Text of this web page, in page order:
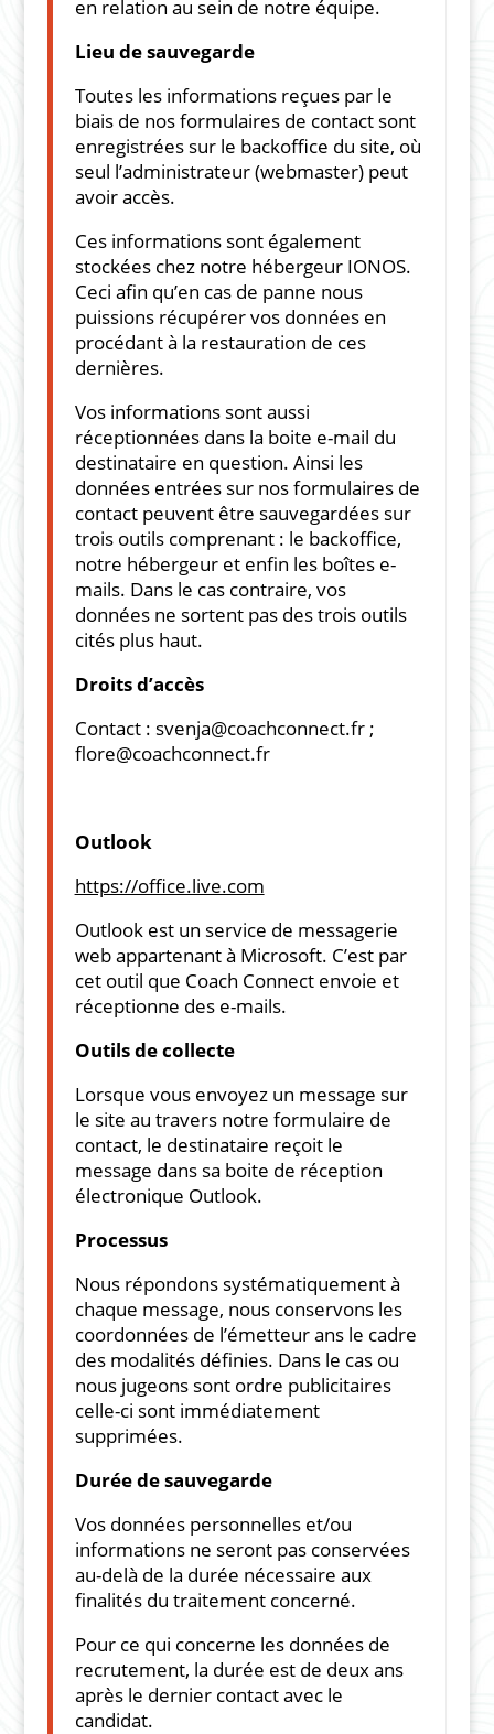
en relation au sein de notre équipe.
Lieu de sauvegarde
Toutes les informations reçues par le
biais de nos formulaires de contact sont
enregistrées sur le backoffice du site, où
seul l’administrateur (webmaster) peut
avoir accès.
Ces informations sont également
stockées chez notre hébergeur IONOS.
Ceci afin qu’en cas de panne nous
puissions récupérer vos données en
procédant à la restauration de ces
dernières.
Vos informations sont aussi
réceptionnées dans la boite e-mail du
destinataire en question. Ainsi les
données entrées sur nos formulaires de
contact peuvent être sauvegardées sur
trois outils comprenant : le backoffice,
notre hébergeur et enfin les boîtes e-
mails. Dans le cas contraire, vos
données ne sortent pas des trois outils
cités plus haut.
Droits d’accès
Contact : svenja@coachconnect.fr;
flore@coachconnect.fr
Outlook
https://office.live.com
Outlook est un service de messagerie
web appartenant à Microsoft. C’est par
cet outil que Coach Connect envoie et
réceptionne des e-mails.
Outils de collecte
Lorsque vous envoyez un message sur
le site au travers notre formulaire de
contact, le destinataire reçoit le
message dans sa boite de réception
électronique Outlook.
Processus
Nous répondons systématiquement à
chaque message, nous conservons les
coordonnées de l’émetteur ans le cadre
des modalités définies. Dans le cas ou
nous jugeons sont ordre publicitaires
celle-ci sont immédiatement
supprimées.
Durée de sauvegarde
Vos données personnelles et/ou
informations ne seront pas conservées
au-delà de la durée nécessaire aux
finalités du traitement concerné.
Pour ce qui concerne les données de
recrutement, la durée est de deux ans
après le dernier contact avec le
candidat.